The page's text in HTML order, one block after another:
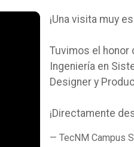
¡Una visita muy
Tuvimos el honor
Ingeniería en
Designer y
¡Directamente
— TecNM Campus